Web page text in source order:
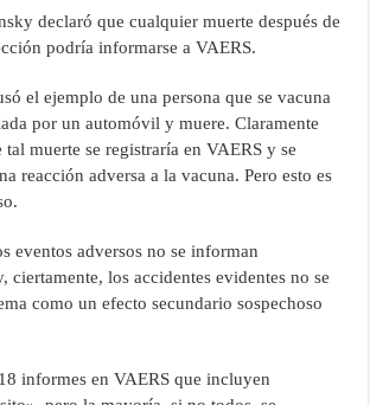
declaró que cualquier muerte después de
podría informarse a VAERS.
el ejemplo de una persona que se vacuna
por un automóvil y muere. Claramente
muerte se registraría en VAERS y se
reacción adversa a la vacuna. Pero esto es
eventos adversos no se informan
ciertamente, los accidentes evidentes no se
como un efecto secundario sospechoso
informes en VAERS que incluyen